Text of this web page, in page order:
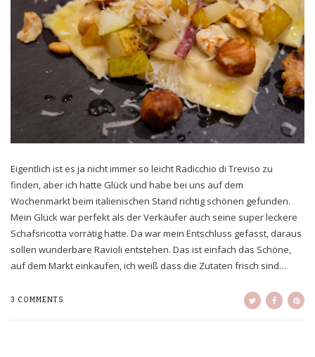
Eigentlich ist es ja nicht immer so leicht Radicchio di Treviso zu
finden, aber ich hatte Glück und habe bei uns auf dem
Wochenmarkt beim italienischen Stand richtig schönen gefunden.
Mein Glück war perfekt als der Verkäufer auch seine super leckere
Schafsricotta vorrätig hatte. Da war mein Entschluss gefasst, daraus
sollen wunderbare Ravioli entstehen. Das ist einfach das Schöne,
auf dem Markt einkaufen, ich weiß dass die Zutaten frisch sind…
3 COMMENTS